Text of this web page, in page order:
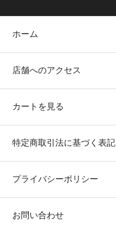
ホーム
店舗へのアクセス
カートを見る
特定商取引法に基づく表記
プライバシーポリシー
お問い合わせ